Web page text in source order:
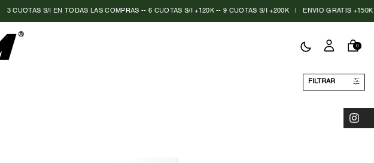
3 CUOTAS S/I EN TODAS LAS COMPRAS -- 6 CUOTAS S/I +120K -- 9 CUOTAS S/I +200K | ENVIO GRATIS +150K |
0
FILTRAR